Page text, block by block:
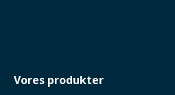
Vores produkter